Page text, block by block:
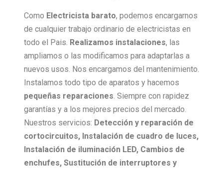
Como Electricista barato, podemos encargarnos
de cualquier trabajo ordinario de electricistas en
todo el Pais. Realizamos instalaciones, las
ampliamos o las modificamos para adaptarlas a
nuevos usos. Nos encargamos del mantenimiento.
Instalamos todo tipo de aparatos y hacemos
pequeñas reparaciones. Siempre con rapidez
garantías y a los mejores precios del mercado.
Nuestros servicios: Detección y reparación de
cortocircuitos, Instalación de cuadro de luces,
Instalación de iluminación LED, Cambios de
enchufes, Sustitución de interruptores y